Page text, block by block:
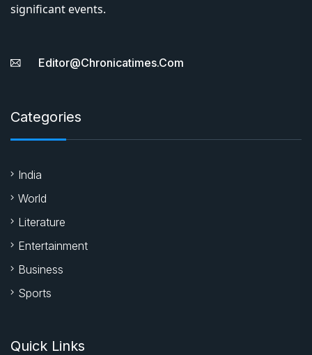
significant events.
Editor@chronicatimes.com
Categories
India
World
Literature
Entertainment
Business
Sports
Quick Links